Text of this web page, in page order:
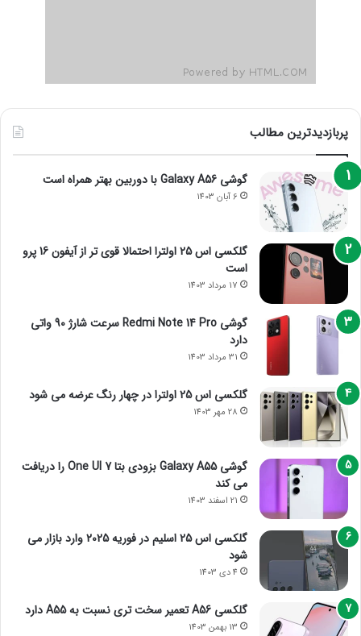
پربازدیدترین مطالب
گوشی Galaxy A56 با دوربین بهتر همراه است
6 آبان 1403
گلکسی اس 25 اولترا احتمالا قوی تر از آیفون 16 پرو
است
17 مرداد 1403
گوشی Redmi Note 14 Pro سرعت شارژ 90 واتی
دارد
31 مرداد 1403
گلکسی اس 25 اولترا در چهار رنگ عرضه می شود
28 مهر 1403
گوشی Galaxy A55 بزودی بتا One UI 7 را دریافت
می کند
21 اسفند 1403
گلکسی اس 25 اسلیم در فوریه 2025 وارد بازار می
شود
4 دی 1403
گلکسی A56 تعمیر سخت تری نسبت به A55 دارد
13 بهمن 1403